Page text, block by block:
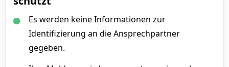
Es werden keine Informationen zur
Identifizierung an die Ansprechpartner
gegeben.